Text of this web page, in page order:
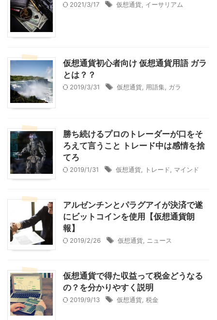
2021/3/17 仮想通貨 イーサリアム
仮想通貨初心者向け 仮想通貨用語 ガラ
とは？？
2019/3/31 仮想通貨 用語集 ガラ
勝ち続けるプロのトレーダーが口をそ
ろえて言うこと トレード中は感情を捨
てろ
2019/1/31 仮想通貨 トレード マインド
アルゼンチンとパラグアイが決済で遂
にビットコインを使用【仮想通貨朗
報】
2019/2/26 仮想通貨 ニュース
仮想通貨で得た収益って税金どうなる
の？を分かりやすく説明
2019/9/13 仮想通貨 税金